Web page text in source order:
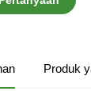
Produk